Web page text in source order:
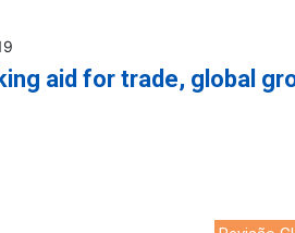
aid for trade, global